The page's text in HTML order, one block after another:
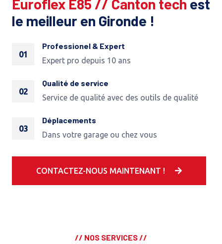
Euroflex E85 // Canton tech est
le meilleur en Gironde !
01
Professionel & Expert
Expert pro depuis 10 ans
02
Qualité de service
Service de qualité avec des outils de qualité
03
Déplacements
Dans votre garage ou chez vous
CONTACTEZ-NOUS MAINTENANT !
// NOS SERVICES //